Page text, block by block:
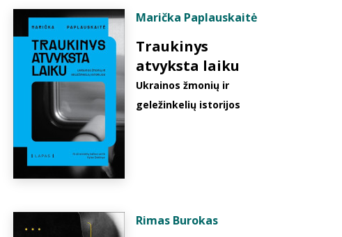
Marička Paplauskaitė
Traukinys
atvyksta laiku
Ukrainos žmonių ir
geležinkelių istorijos
Rimas Burokas